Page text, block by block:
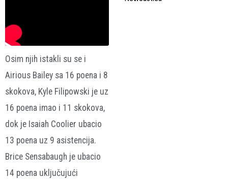
Osim njih istakli su se i
Airious Bailey sa 16 poena i 8
skokova, Kyle Filipowski je uz
16 poena imao i 11 skokova,
dok je Isaiah Coolier ubacio
13 poena uz 9 asistencija.
Brice Sensabaugh je ubacio
14 poena uključujući